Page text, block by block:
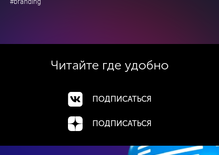
Читайте гдеудобно
ПОДПИСАТЬСЯ
ПОДПИСАТЬСЯ